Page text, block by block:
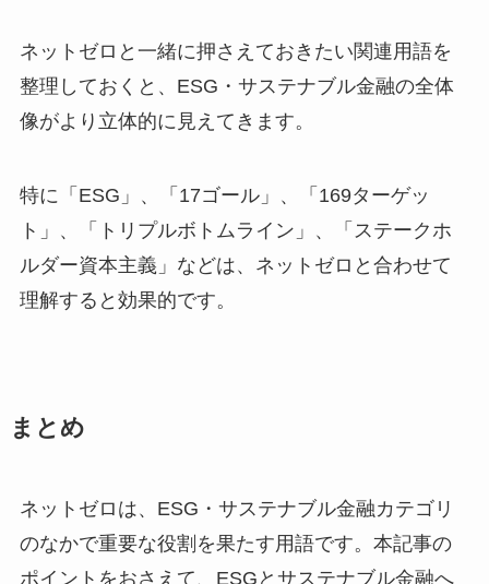
ネットゼロと一緒に押さえておきたい関連用語を
整理しておくと、ESG・サステナブル金融の全体
像がより立体的に見えてきます。
特に「ESG」、「17ゴール」、「169ターゲッ
ト」、「トリプルボトムライン」、「ステークホ
ルダー資本主義」などは、ネットゼロと合わせて
理解すると効果的です。
まとめ
ネットゼロは、ESG・サステナブル金融カテゴリ
のなかで重要な役割を果たす用語です。本記事の
ポイントをおさえて、ESGとサステナブル金融へ